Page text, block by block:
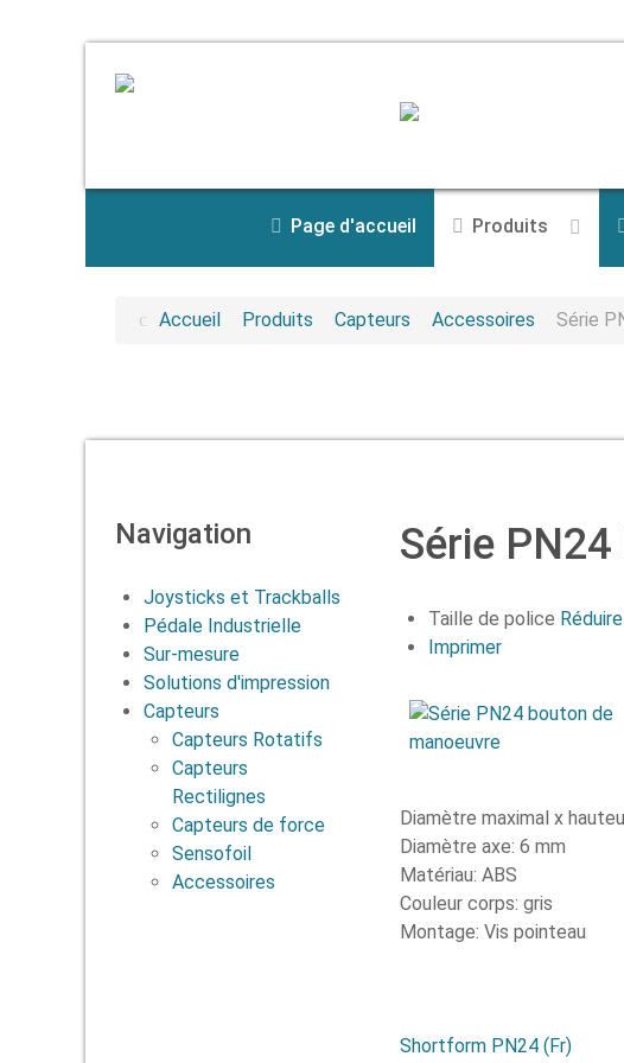
Page d'accueil Produits
Accueil Produits Capteurs Accessoires Série
Navigation
Joysticks et Trackballs
Pédale Industrielle
Sur-mesure
Solutions d'impression
Capteurs
Capteurs Rotatifs
Capteurs
Rectilignes
Capteurs de force
Sensofoil
Accessoires
Série
Taille de police
Imprimer
Diamètre maximal x
Diamètre axe: 6 mm
Matériau: ABS
Couleur corps: gris
Montage: Vis pointeau
Shortform PN24 (Fr)